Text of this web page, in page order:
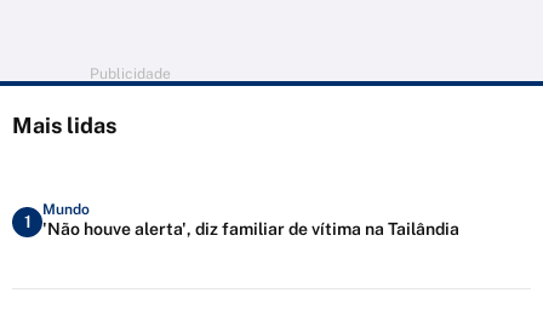
Publicidade
Mais lidas
1
Mundo
'Não houve alerta', diz familiar de vítima na Tailândia